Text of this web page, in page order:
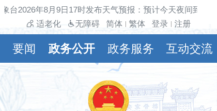
台2026年8月9日17时发布天气预报：预计今天夜间到
适老化
无障碍 简体 繁体 登录 注册
要闻 政务公开 政务服务 互动交流